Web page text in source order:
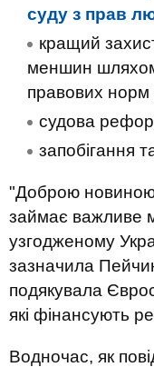
суду з прав
кращий
меншин шляхом
правових
судова
запобігання
"Доброю
займає важливе
узгодженому
зазначила
подякувала
які фінансують
Водночас, як